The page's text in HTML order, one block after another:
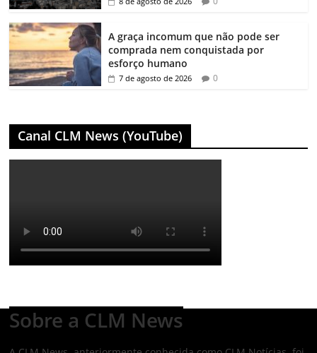
A graça incomum que não pode ser
comprada nem conquistada por
esforço humano
7 de agosto de 2026 0
Canal CLM News (YouTube)
Sobre a CLM News